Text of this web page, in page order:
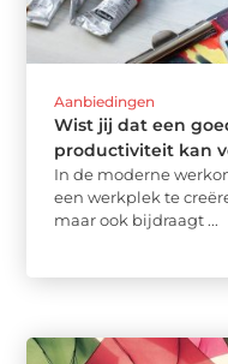
Aanbiedingen
Wist jij dat een
productiviteit kan
In de moderne
een werkplek te
maar ook bijdraagt ...